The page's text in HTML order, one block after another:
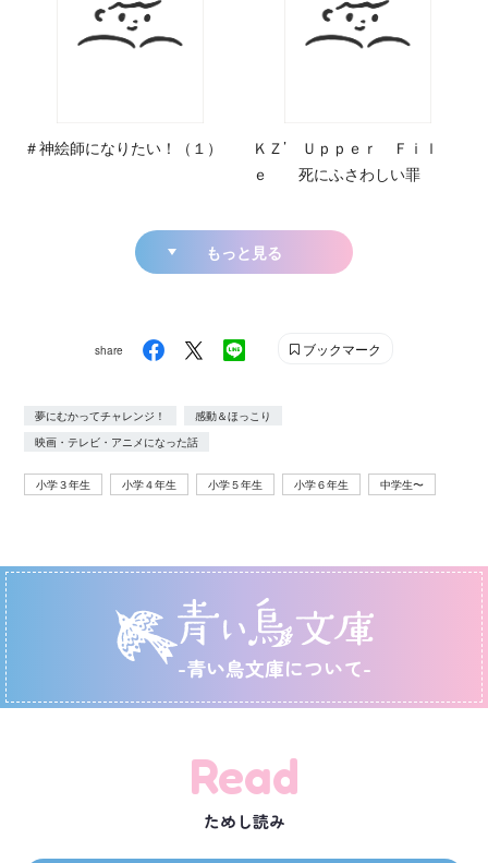
＃神絵師になりたい！（１）
ＫＺ’ Ｕｐｐｅｒ Ｆｉｌ
ｅ 死にふさわしい罪
もっと見る
share ブックマーク
夢にむかってチャレンジ！
感動＆ほっこり
映画・テレビ・アニメになった話
小学３年生 小学４年生 小学５年生 小学６年生 中学生〜
-青い鳥文庫について-
Read
ためし読み